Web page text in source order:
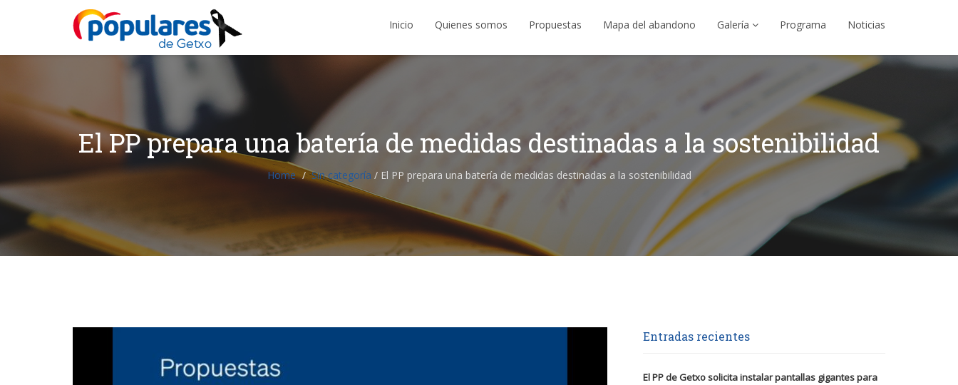
Inicio Quienes somos Propuestas Mapa del abandono Galería Programa Noticias
El PP prepara una batería de medidas destinadas a la sostenibilidad
Home Sin categoría /El PP prepara una batería de medidas destinadas a la sostenibilidad
Entradas recientes
El PP de Getxo solicita instalar pantallas gigantes para